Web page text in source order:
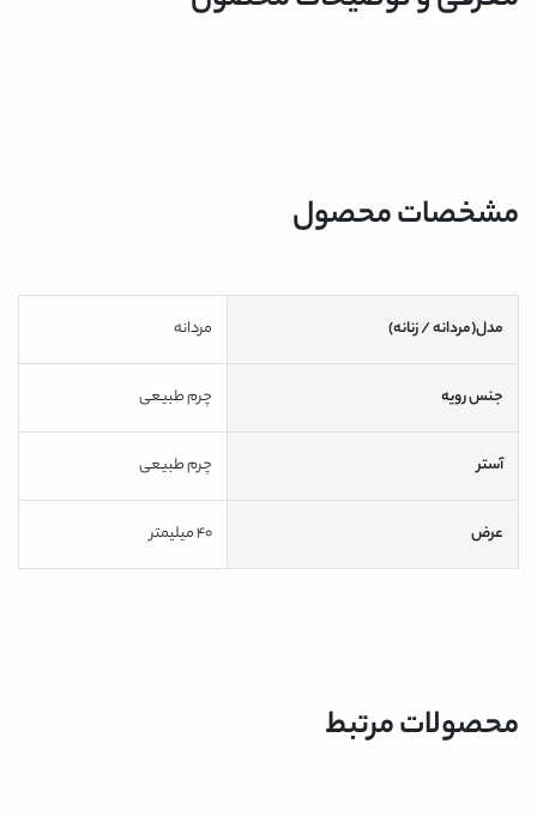
مشخصات محصول
مدل(مردانه / زنانه) مردانه
جنس رویه چرم طبیعی
آستر چرم طبیعی
عرض 40 میلیمتر
محصولات مرتبط